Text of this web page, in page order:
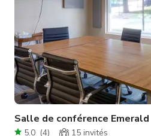
Salle de conférence Emerald
5.0 (4) 15 invités